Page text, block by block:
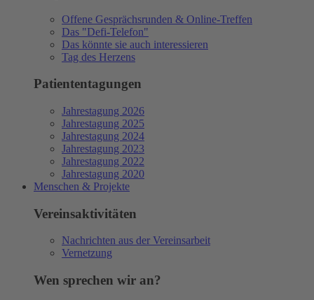
Offene Gesprächsrunden & Online-Treffen
Das "Defi-Telefon"
Das könnte sie auch interessieren
Tag des Herzens
Patiententagungen
Jahrestagung 2026
Jahrestagung 2025
Jahrestagung 2024
Jahrestagung 2023
Jahrestagung 2022
Jahrestagung 2020
Menschen & Projekte
Vereinsaktivitäten
Nachrichten aus der Vereinsarbeit
Vernetzung
Wen sprechen wir an?